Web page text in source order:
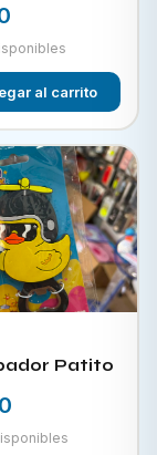
al carrito
Patito